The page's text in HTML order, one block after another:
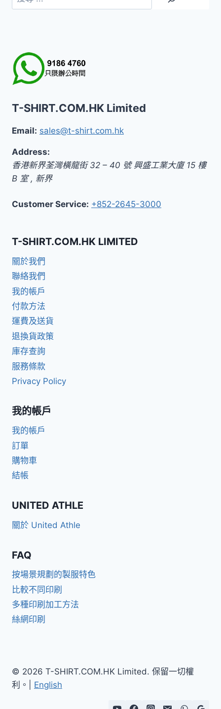
尋
T-SHIRT.COM.HK Limited
Email: sales@t-shirt.com.hk
Address:
香港新界荃灣橫龍街 32 – 40 號 興盛工業大廈 15 樓
B 室, 新界
Customer Service: +852-2645-3000
T-SHIRT.COM.HK LIMITED
關於我們
聯絡我們
我的帳戶
付款方法
運費及送貨
退換貨政策
庫存查詢
服務條款
Privacy Policy
我的帳戶
我的帳戶
訂單
購物車
結帳
UNITED ATHLE
關於 United Athle
FAQ
按場景規劃的製服特色
比較不同印刷
多種印刷加工方法
絲網印刷
© 2026 T-SHIRT.COM.HK Limited. 保留一切權
利。| English